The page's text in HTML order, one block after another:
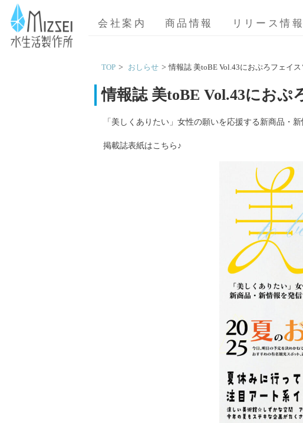
会社案内 商品情報 リリース情報
TOP おしらせ 情報誌 美toBE Vol.43におぷろフェイス
情報誌 美toBE Vol.43におぷ
「美しくありたい」女性の願いを応援する新商品・
掲載誌表紙はこちら♪